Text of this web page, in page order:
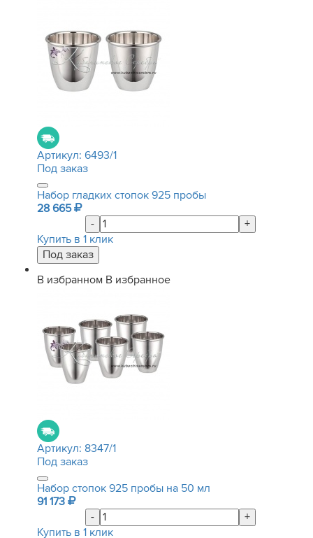
Артикул: 6493/1
Под заказ
Набор гладких стопок 925 пробы
28 665
-
+
Купить в 1 клик
В избранном В избранное
Артикул: 8347/1
Под заказ
Набор стопок 925 пробы на 50 мл
91 173
-
+
Купить в 1 клик